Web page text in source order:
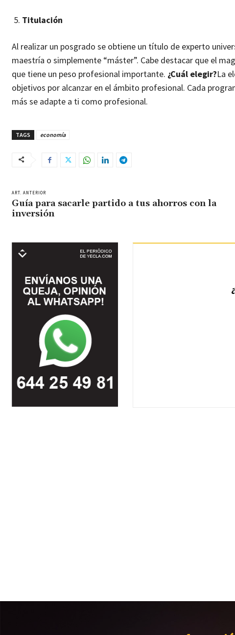
Titulación
Al realizar un posgrado se obtiene un título de experto
maestría o simplemente “máster”. Cabe destacar que el
que tiene un peso profesional importante. ¿Cuál elegir?La
objetivos por alcanzar en el ámbito profesional. Cada
más se adapte a ti como profesional.
TAGS economía
ART. ANTERIOR
Guía para sacarle partido a tus ahorros con la
inversión